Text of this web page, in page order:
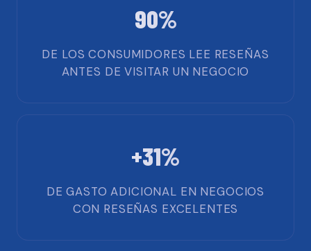
90%
DE LOS CONSUMIDORES LEE RESEÑAS
ANTES DE VISITAR UN NEGOCIO
+31%
DE GASTO ADICIONAL EN NEGOCIOS
CON RESEÑAS EXCELENTES